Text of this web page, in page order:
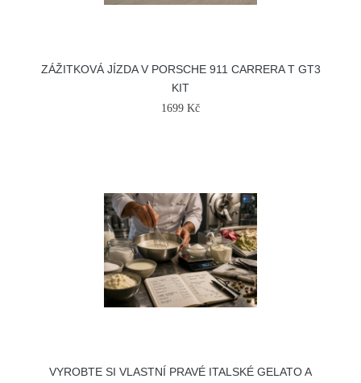
ZÁŽITKOVÁ JÍZDA V PORSCHE 911 CARRERA T GT3
KIT
1699 Kč
VYROBTE SI VLASTNÍ PRAVÉ ITALSKÉ GELATO A